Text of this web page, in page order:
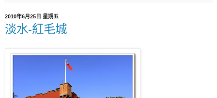
2010年6月25日 星期五
淡水-紅毛城